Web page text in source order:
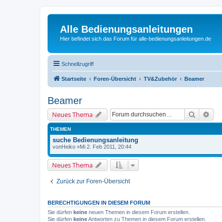
Alle Bedienungsanleitungen
Hier befindet sich das Forum für alle-bedienungsanleitungen.de
Schnellzugriff
Startseite Foren-Übersicht TV&Zubehör Beamer
Beamer
Neues Thema Suche
THEMEN
suche Bedienungsanleitung
vonHeiko »Mi 2. Feb 2011, 20:44
Neues Thema
Zurück zur Foren-Übersicht
BERECHTIGUNGEN IN DIESEM FORUM
Sie dürfen keine neuen Themen in diesem Forum erstellen.
Sie dürfen keineAntworten zu Themen in diesem Forum erstellen.